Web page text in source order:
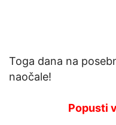
Toga dana na
naočale!
Popusti